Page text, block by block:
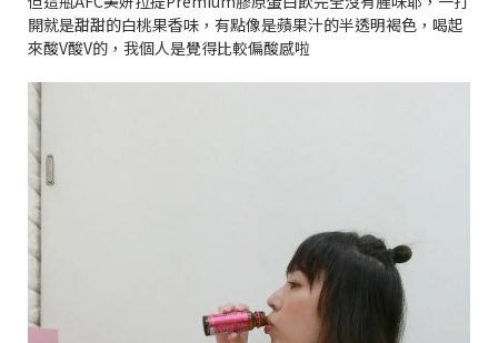
開就是甜甜的白桃果香味，有點像是蘋果汁的半透明褐色，喝起
來酸V酸V的，我個人是覺得比較偏酸感啦